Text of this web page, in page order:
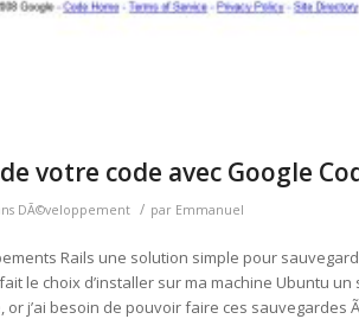
votre code avec Google
DÃ©veloppement / par Emmanuel
Rails une solution simple pour
le choix d’installer sur ma machine Ubuntu
or j’ai besoin de pouvoir faire ces sauvegardes